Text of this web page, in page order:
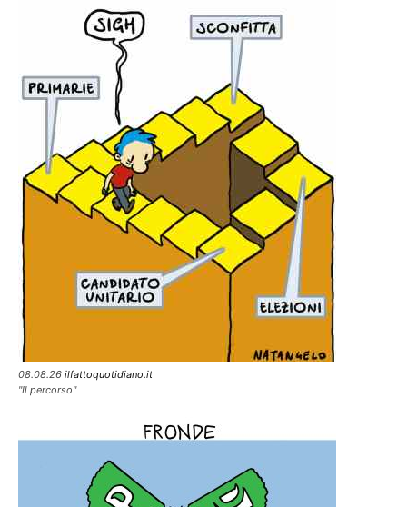
08.08.26 ilfattoquotidiano.it
"Il percorso"